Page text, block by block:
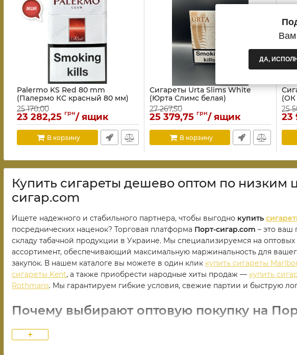
Palermo KS Red 80 mm
(Палермо КС красный 80 мм)
25 170,00
23 282,25 грн/ ящик
В корзину
Сигареты Urta Slims White
(Юрта Слимс белая)
27 267,50
25 379,75 грн/ ящик
В корзину
(ОК
25
23
Купить сигареты дешево оптом по низким
сигар.com
Ищете надежного и стабильного партнера, чтобы выгодно купить
посреднических наценок? Торговая платформа Порт-сигар.com – это ваш
складу табачной продукции в Украине. Мы специализируемся на оптовых
ассортимент, обеспечивающий максимальную маржинальность для
закупок. В нашем каталоге вы можете в один клик купить сигареты
сигареты Kent, а также приобрести народные хиты продаж — купить
Rothmans. Мы гарантируем гибкие условия, свежие партии и быструю
Почему выбирают оптовую покупку на
Современный табачный рынок требует скорости и честных цен. Мы
+
Вам
ДА,